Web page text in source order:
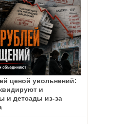
ценой увольнений:
и
и детсады из-за